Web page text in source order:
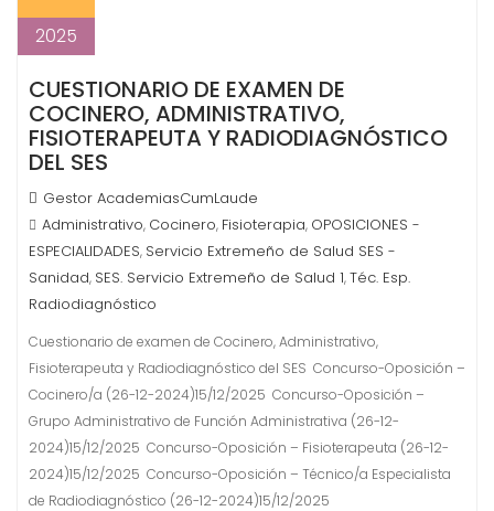
2025
CUESTIONARIO DE EXAMEN DE
COCINERO, ADMINISTRATIVO,
FISIOTERAPEUTA Y RADIODIAGNÓSTICO
DEL SES
Gestor AcademiasCumLaude
Administrativo, Cocinero, Fisioterapia, OPOSICIONES -
ESPECIALIDADES, Servicio Extremeño de Salud SES -
Sanidad, SES. Servicio Extremeño de Salud 1,Téc. Esp.
Radiodiagnóstico
Cuestionario de examen de Cocinero, Administrativo,
Fisioterapeuta y Radiodiagnóstico del SES Concurso-Oposición –
Cocinero/a (26-12-2024)15/12/2025 Concurso-Oposición –
Grupo Administrativo de Función Administrativa (26-12-
2024)15/12/2025 Concurso-Oposición – Fisioterapeuta (26-12-
2024)15/12/2025 Concurso-Oposición – Técnico/a Especialista
de Radiodiagnóstico (26-12-2024)15/12/2025